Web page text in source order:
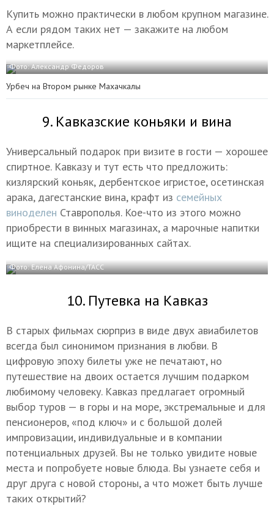
Купить можно практически в любом крупном магазине.
А если рядом таких нет — закажите на любом
маркетплейсе.
Фото: Александр Федоров
Урбеч на Втором рынке Махачкалы
9. Кавказские коньяки и вина
Универсальный подарок при визите в гости — хорошее
спиртное. Кавказу и тут есть что предложить:
кизлярский коньяк, дербентское игристое, осетинская
арака, дагестанские вина, крафт из семейных
виноделен Ставрополья. Кое-что из этого можно
приобрести в винных магазинах, а марочные напитки
ищите на специализированных сайтах.
Фото: Елена Афонина/ТАСС
10. Путевка на Кавказ
В старых фильмах сюрприз в виде двух авиабилетов
всегда был синонимом признания в любви. В
цифровую эпоху билеты уже не печатают, но
путешествие на двоих остается лучшим подарком
любимому человеку. Кавказ предлагает огромный
выбор туров — в горы и на море, экстремальные и для
пенсионеров, «под ключ» и с большой долей
импровизации, индивидуальные и в компании
потенциальных друзей. Вы не только увидите новые
места и попробуете новые блюда. Вы узнаете себя и
друг друга с новой стороны, а что может быть лучше
таких открытий?